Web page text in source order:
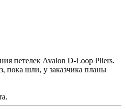
петелек Avalon D-Loop Pliers.
пока шли, у заказчика планы